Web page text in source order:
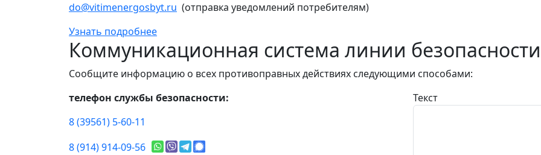
do@vitimenergosbyt.ru (отправка уведомлений потребителям)
Узнать подробнее
Коммуникационная система линии безопасности
Сообщите информацию о всех противоправных действиях следующими способами:
телефон службы безопасности:
8 (39561) 5-60-11
8 (914) 914-09-56
Текст